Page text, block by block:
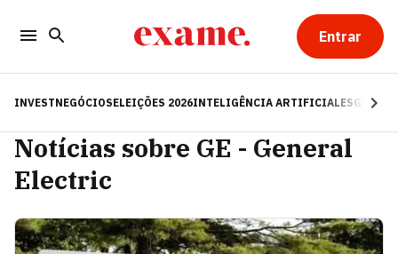
Entrar
INVESTNEGÓCIOSELEIÇÕES 2026INTELIGÊNCIA ARTIFICIALESG
Notícias sobre GE - General
Electric